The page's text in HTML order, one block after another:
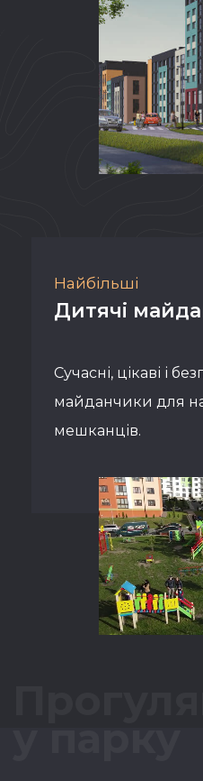
Найбільші
Дитячі
Сучасні, цікаві і
майданчики для
мешканців.